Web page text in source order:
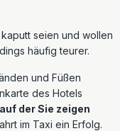
seien und wollen
häufig teurer.
und Füßen
des Hotels
der Sie zeigen
im Taxi ein Erfolg.